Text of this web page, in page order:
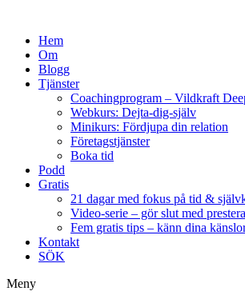
Hem
Om
Blogg
Tjänster
Coachingprogram – Vildkraft
Webkurs: Dejta-dig-själv
Minikurs: Fördjupa din relation
Företagstjänster
Boka tid
Podd
Gratis
21 dagar med fokus på tid &
Video-serie – gör slut med
Fem gratis tips – känn dina
Kontakt
SÖK
Meny